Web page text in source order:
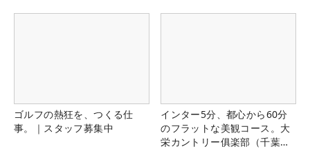
ゴルフの熱狂を、つくる仕
事。｜スタッフ募集中
インター5分、都心から60分
のフラットな美観コース。大
栄カントリー俱楽部（千葉